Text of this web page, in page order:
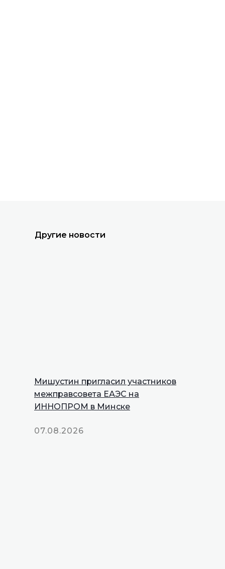
Другие новости
Мишустин пригласил участников
межправсовета ЕАЭС на
ИННОПРОМ в Минске
07.08.2026